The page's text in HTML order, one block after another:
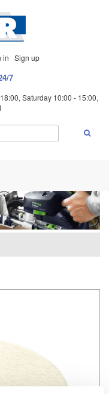
in Sign up
7
Saturday 10:00 - 15:00,